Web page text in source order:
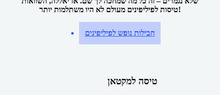
טיסות לפיליפינים מעולם לא היו משתלמות יותר!
חבילות נופש לפיליפינים
טיסה למקטאן